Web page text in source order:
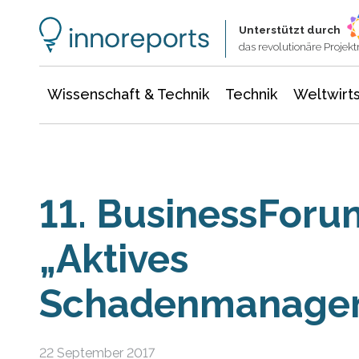
Unterstützt durch
das revolutionäre
Wissenschaft & Technik Technik
11.
„Aktives
22 September 2017